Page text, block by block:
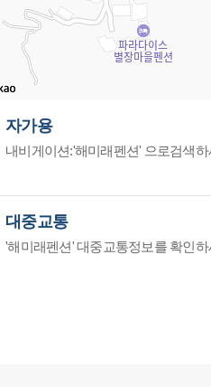
자가용
내비게이션:'해미래펜션' 으로검색하
대중교통
'해미래펜션' 대중교통정보를 확인하